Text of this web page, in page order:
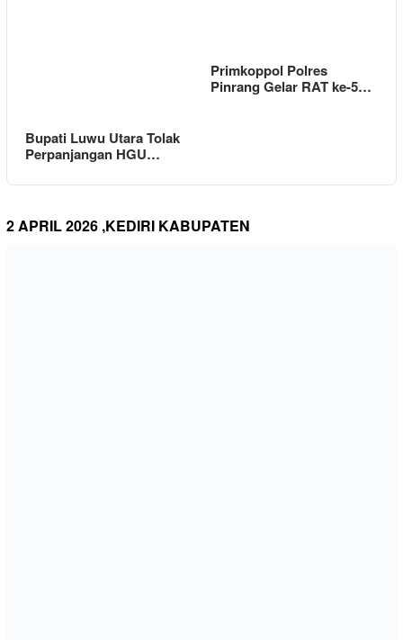
Bupati Luwu Utara Tolak
Perpanjangan HGU…
Primkoppol Polres
Pinrang Gelar RAT ke-5…
2 APRIL 2026 ,KEDIRI KABUPATEN